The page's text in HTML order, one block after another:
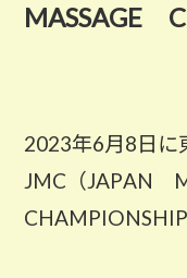
MASSAGE
2023年6月8日に
JMC（JAPAN